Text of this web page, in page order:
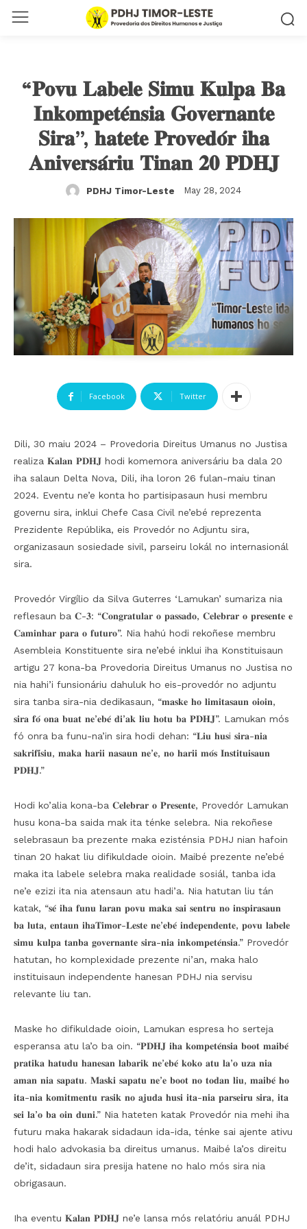
“𝐏𝐨𝐯𝐮 𝐋𝐚𝐛𝐞𝐥𝐞 𝐒𝐢𝐦𝐮 𝐊𝐮𝐥𝐩𝐚 𝐁𝐚
𝐈𝐧𝐤𝐨𝐦𝐩𝐞𝐭𝐞́𝐧𝐬𝐢𝐚 𝐆𝐨𝐯𝐞𝐫𝐧𝐚𝐧𝐭𝐞
𝐒𝐢𝐫𝐚”, 𝐡𝐚𝐭𝐞𝐭𝐞 𝐏𝐫𝐨𝐯𝐞𝐝𝐨́𝐫 𝐢𝐡𝐚
𝐀𝐧𝐢𝐯𝐞𝐫𝐬𝐚́𝐫𝐢𝐮 𝐓𝐢𝐧𝐚𝐧 𝟐𝟎 𝐏𝐃𝐇𝐉
PDHJ Timor-Leste May 28, 2024
Facebook Twitter
Dili, 30 maiu 2024 – Provedoria Direitus Umanus no Justisa
realiza 𝐊𝐚𝐥𝐚𝐧 𝐏𝐃𝐇𝐉 hodi komemora aniversáriu ba dala 20
iha salaun Delta Nova, Dili, iha loron 26 fulan-maiu tinan
2024. Eventu ne’e konta ho partisipasaun husi membru
governu sira, inklui Chefe Casa Civil ne’ebé reprezenta
Prezidente Repúblika, eis Provedór no Adjuntu sira,
organizasaun sosiedade sivil, parseiru lokál no internasionál
sira.
Provedór Virgílio da Silva Guterres ‘Lamukan’ sumariza nia
reflesaun ba 𝐂-𝟑: “𝐂𝐨𝐧𝐠𝐫𝐚𝐭𝐮𝐥𝐚𝐫 𝐨 𝐩𝐚𝐬𝐬𝐚𝐝𝐨, 𝐂𝐞𝐥𝐞𝐛𝐫𝐚𝐫 𝐨 𝐩𝐫𝐞𝐬𝐞𝐧𝐭𝐞 𝐞
𝐂𝐚𝐦𝐢𝐧𝐡𝐚𝐫 𝐩𝐚𝐫𝐚 𝐨 𝐟𝐮𝐭𝐮𝐫𝐨”. Nia hahú hodi rekoñese membru
Asembleia Konstituente sira ne’ebé inklui iha Konstituisaun
artigu 27 kona-ba Provedoria Direitus Umanus no Justisa no
nia hahi’i funsionáriu dahuluk ho eis-provedór no adjuntu
sira tanba sira-nia dedikasaun, “𝐦𝐚𝐬𝐤𝐞 𝐡𝐨 𝐥𝐢𝐦𝐢𝐭𝐚𝐬𝐚𝐮𝐧 𝐨𝐢𝐨𝐢𝐧,
𝐬𝐢𝐫𝐚 𝐟𝐨́ 𝐨𝐧𝐚 𝐛𝐮𝐚𝐭 𝐧𝐞’𝐞𝐛𝐞́ 𝐝𝐢’𝐚𝐤 𝐥𝐢𝐮 𝐡𝐨𝐭𝐮 𝐛𝐚 𝐏𝐃𝐇𝐉”. Lamukan mós
fó onra ba funu-na’in sira hodi dehan: “𝐋𝐢𝐮 𝐡𝐮𝐬i 𝐬𝐢𝐫𝐚-𝐧𝐢𝐚
𝐬𝐚𝐤𝐫𝐢𝐟𝐢́𝐬𝐢𝐮, 𝐦𝐚𝐤𝐚 𝐡𝐚𝐫𝐢𝐢 𝐧𝐚𝐬𝐚𝐮𝐧 𝐧𝐞’𝐞, 𝐧𝐨 𝐡𝐚𝐫𝐢𝐢 𝐦𝐨́𝐬 𝐈𝐧𝐬𝐭𝐢𝐭𝐮𝐢𝐬𝐚𝐮𝐧
𝐏𝐃𝐇𝐉.”
Hodi ko’alia kona-ba 𝐂𝐞𝐥𝐞𝐛𝐫𝐚𝐫 𝐨 𝐏𝐫𝐞𝐬𝐞𝐧𝐭𝐞, Provedór Lamukan
husu kona-ba saida mak ita ténke selebra. Nia rekoñese
selebrasaun ba prezente maka ezisténsia PDHJ nian hafoin
tinan 20 hakat liu difikuldade oioin. Maibé prezente ne’ebé
maka ita labele selebra maka realidade sosiál, tanba ida
ne’e ezizi ita nia atensaun atu hadi’a. Nia hatutan liu tán
katak, “𝐬𝐞́ 𝐢𝐡𝐚 𝐟𝐮𝐧𝐮 𝐥𝐚𝐫𝐚𝐧 𝐩𝐨𝐯𝐮 𝐦𝐚𝐤𝐚 𝐬𝐚𝐢 𝐬𝐞𝐧𝐭𝐫𝐮 𝐧𝐨 𝐢𝐧𝐬𝐩𝐢𝐫𝐚𝐬𝐚𝐮𝐧
𝐛𝐚 𝐥𝐮𝐭𝐚, 𝐞𝐧𝐭𝐚𝐮𝐧 𝐢𝐡𝐚𝐓𝐢𝐦𝐨𝐫-𝐋𝐞𝐬𝐭𝐞 𝐧𝐞’𝐞𝐛𝐞́ 𝐢𝐧𝐝𝐞𝐩𝐞𝐧𝐝𝐞𝐧𝐭𝐞, 𝐩𝐨𝐯𝐮 𝐥𝐚𝐛𝐞𝐥𝐞
𝐬𝐢𝐦𝐮 𝐤𝐮𝐥𝐩𝐚 𝐭𝐚𝐧𝐛𝐚 𝐠𝐨𝐯𝐞𝐫𝐧𝐚𝐧𝐭𝐞 𝐬𝐢𝐫𝐚-𝐧𝐢𝐚 𝐢𝐧𝐤𝐨𝐦𝐩𝐞𝐭𝐞́𝐧𝐬𝐢𝐚.” Provedór
hatutan, ho komplexidade prezente ni’an, maka halo
instituisaun independente hanesan PDHJ nia servisu
relevante liu tan.
Maske ho difikuldade oioin, Lamukan espresa ho serteja
esperansa atu la’o ba oin. “𝐏𝐃𝐇𝐉 𝐢𝐡𝐚 𝐤𝐨𝐦𝐩𝐞𝐭𝐞́𝐧𝐬𝐢𝐚 𝐛𝐨𝐨𝐭 𝐦𝐚𝐢𝐛𝐞́
𝐩𝐫𝐚𝐭𝐢𝐤𝐚 𝐡𝐚𝐭𝐮𝐝𝐮 𝐡𝐚𝐧𝐞𝐬𝐚𝐧 𝐥𝐚𝐛𝐚𝐫𝐢𝐤 𝐧𝐞’𝐞𝐛𝐞́ 𝐤𝐨𝐤𝐨 𝐚𝐭𝐮 𝐥𝐚’𝐨 𝐮𝐳𝐚 𝐧𝐢𝐚
𝐚𝐦𝐚𝐧 𝐧𝐢𝐚 𝐬𝐚𝐩𝐚𝐭𝐮. 𝐌𝐚𝐬𝐤𝐢 𝐬𝐚𝐩𝐚𝐭𝐮 𝐧𝐞’𝐞 𝐛𝐨𝐨𝐭 𝐧𝐨 𝐭𝐨𝐝𝐚𝐧 𝐥𝐢𝐮, 𝐦𝐚𝐢𝐛𝐞́ 𝐡𝐨
𝐢𝐭𝐚-𝐧𝐢𝐚 𝐤𝐨𝐦𝐢𝐭𝐦𝐞𝐧𝐭𝐮 𝐫𝐚𝐬𝐢𝐤 𝐧𝐨 𝐚𝐣𝐮𝐝𝐚 𝐡𝐮𝐬𝐢 𝐢𝐭𝐚-𝐧𝐢𝐚 𝐩𝐚𝐫𝐬𝐞𝐢𝐫𝐮 𝐬𝐢𝐫𝐚, 𝐢𝐭𝐚
𝐬𝐞𝐢 𝐥𝐚’𝐨 𝐛𝐚 𝐨𝐢𝐧 𝐝𝐮𝐧𝐢.” Nia hateten katak Provedór nia mehi iha
futuru maka hakarak sidadaun ida-ida, ténke sai ajente ativu
hodi halo advokasia ba direitus umanus. Maibé la’os direitu
de’it, sidadaun sira presija hatene no halo mós sira nia
obrigasaun.
Iha eventu 𝐊𝐚𝐥𝐚𝐧 𝐏𝐃𝐇𝐉 ne’e lansa mós relatóriu anuál PDHJ